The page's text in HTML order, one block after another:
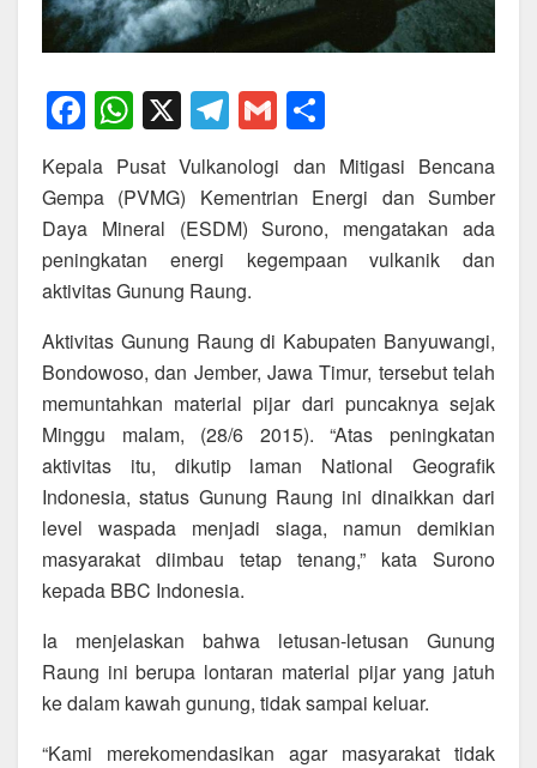
F
a
c
e
b
o
o
k
W
h
at
s
A
p
p
X T
el
e
gr
a
m
G
m
ail
h
ar
e
Kepala Pusat Vulkanologi dan Mitigasi Bencana
Gempa (PVMG) Kementrian Energi dan Sumber
Daya Mineral (ESDM) Surono, mengatakan ada
peningkatan energi kegempaan vulkanik dan
aktivitas Gunung Raung.
Aktivitas Gunung Raung di Kabupaten Banyuwangi,
Bondowoso, dan Jember, Jawa Timur, tersebut telah
memuntahkan material pijar dari puncaknya sejak
Minggu malam, (28/6 2015). “Atas peningkatan
aktivitas itu, dikutip laman National Geografik
Indonesia, status Gunung Raung ini dinaikkan dari
level waspada menjadi siaga, namun demikian
masyarakat diimbau tetap tenang,” kata Surono
kepada BBC Indonesia.
Ia menjelaskan bahwa letusan-letusan Gunung
Raung ini berupa lontaran material pijar yang jatuh
ke dalam kawah gunung, tidak sampai keluar.
“Kami merekomendasikan agar masyarakat tidak